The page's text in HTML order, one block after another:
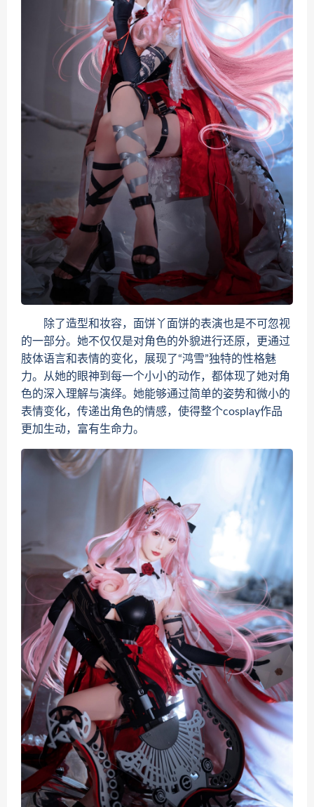
除了造型和妆容，面饼丫面饼的表演也是不可忽视
的一部分。她不仅仅是对角色的外貌进行还原，更通过
肢体语言和表情的变化，展现了“鸿雪”独特的性格魅
力。从她的眼神到每一个小小的动作，都体现了她对角
色的深入理解与演绎。她能够通过简单的姿势和微小的
表情变化，传递出角色的情感，使得整个cosplay作品
更加生动，富有生命力。